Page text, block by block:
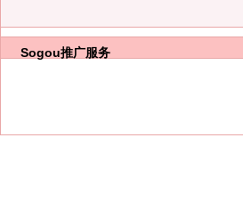
Sogou推广服务